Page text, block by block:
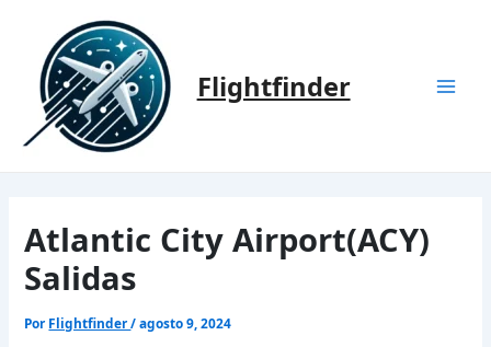
contenido
Flightfinder
Atlantic City Airport(ACY)
Salidas
Por Flightfinder/agosto 9, 2024